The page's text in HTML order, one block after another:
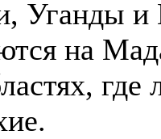
Уганды и
на